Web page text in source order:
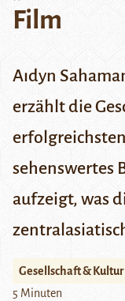
Film
Aıdyn
erzählt die
sehenswertes
aufzeigt, was
Gesellschaft & Kultur
5 Minuten